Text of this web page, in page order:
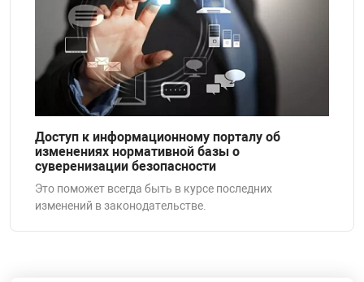
Доступ к информационному порталу об
изменениях нормативной базы о
суверенизации безопасности
Это поможет всегда быть в курсе последних
изменений в законодательстве.